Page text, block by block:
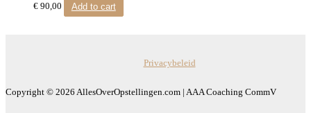
€ 90,00 Add to cart
Privacybeleid
Copyright © 2026 AllesOverOpstellingen.com | AAA Coaching CommV